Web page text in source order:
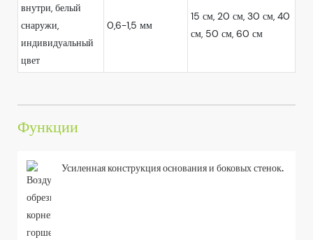
внутри, белый
снаружи,
индивидуальный
цвет
0,6-1,5 мм
15 см, 20 см, 30 см, 40
см, 50 см, 60 см
Функции
Усиленная конструкция основания и боковых стенок.